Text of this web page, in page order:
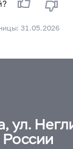
31.05.2026
ул.
России